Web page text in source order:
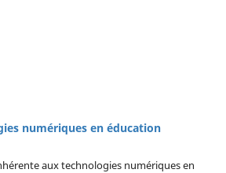
numériques en éducation
aux technologies numériques en